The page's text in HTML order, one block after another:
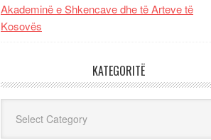
Akademinë e Shkencave dhe të Arteve të
Kosovës
KATEGORITË